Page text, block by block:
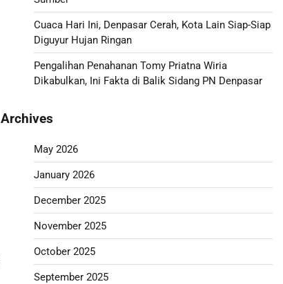
Cuaca Hari Ini, Denpasar Cerah, Kota Lain Siap-Siap
Diguyur Hujan Ringan
Pengalihan Penahanan Tomy Priatna Wiria
Dikabulkan, Ini Fakta di Balik Sidang PN Denpasar
Archives
May 2026
January 2026
December 2025
November 2025
October 2025
September 2025